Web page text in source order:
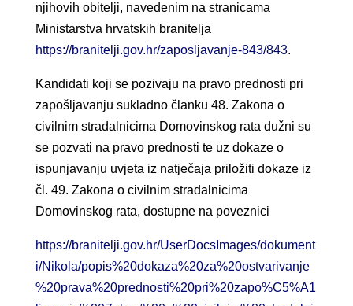
njihovih obitelji, navedenim na stranicama
Ministarstva hrvatskih branitelja
https://branitelji.gov.hr/zaposljavanje-843/843.
Kandidati koji se pozivaju na pravo prednosti pri
zapošljavanju sukladno članku 48. Zakona o
civilnim stradalnicima Domovinskog rata dužni su
se pozvati na pravo prednosti te uz dokaze o
ispunjavanju uvjeta iz natječaja priložiti dokaze iz
čl. 49. Zakona o civilnim stradalnicima
Domovinskog rata, dostupne na poveznici
https://branitelji.gov.hr/UserDocsImages/dokument
i/Nikola/popis%20dokaza%20za%20ostvarivanje
%20prava%20prednosti%20pri%20zapo%C5%A1